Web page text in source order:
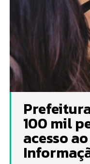
100 mil
acesso